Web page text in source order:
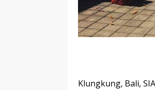
Klungkung, Bali,